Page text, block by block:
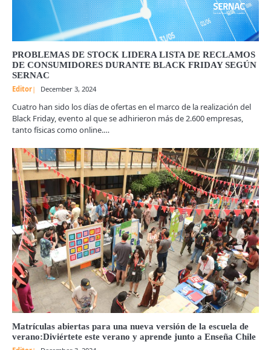
PROBLEMAS DE STOCK LIDERA LISTA DE RECLAMOS
DE CONSUMIDORES DURANTE BLACK FRIDAY SEGÚN
SERNAC
Editor December 3, 2024
Cuatro han sido los días de ofertas en el marco de la realización del
Black Friday, evento al que se adhirieron más de 2.600 empresas,
tanto físicas como online.…
Matrículas abiertas para una nueva versión de la escuela de
verano:Diviértete este verano y aprende junto a Enseña Chile